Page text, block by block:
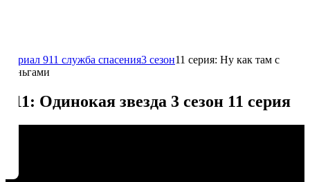
Сериал 911 служба спасения3 сезон11 серия: Ну как там с
деньгами
911: Одинокая звезда 3 сезон 11 серия